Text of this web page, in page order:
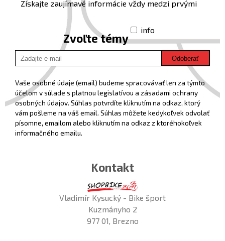
Získajte zaujímavé informácie vždy medzi prvými
Zvoľte témy
info
Odoberať
Vaše osobné údaje (email) budeme spracovávať len za týmto
účelom v súlade s platnou legislatívou a zásadami ochrany
osobných údajov. Súhlas potvrdíte kliknutím na odkaz, ktorý
vám pošleme na váš email. Súhlas môžete kedykoľvek odvolať
písomne, emailom alebo kliknutím na odkaz z ktoréhokoľvek
informačného emailu.
Kontakt
Vladimír Kysucký - Bike šport
Kuzmányho 2
977 01, Brezno